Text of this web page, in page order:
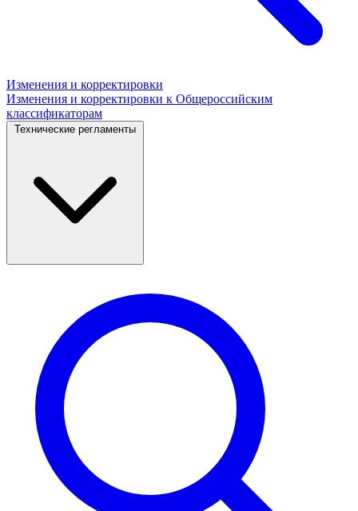
Изменения и корректировки
Изменения и корректировки к Общероссийским
классификаторам
Технические регламенты